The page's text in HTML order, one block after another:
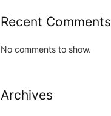
Recent Comments
No comments to show.
Archives